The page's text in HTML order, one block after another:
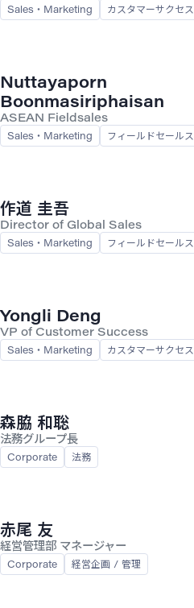
Sales・Marketing カスタマーサクセス
Nuttayaporn
Boonmasiriphaisan
ASEAN Fieldsales
Sales・Marketing フィールドセールス
作道 圭吾
Director of Global Sales
Sales・Marketing フィールドセールス
Yongli Deng
VP of Customer Success
Sales・Marketing カスタマーサクセス
森脇 和聡
法務グループ長
Corporate 法務
赤尾 友
経営管理部 マネージャー
Corporate 経営企画 / 管理